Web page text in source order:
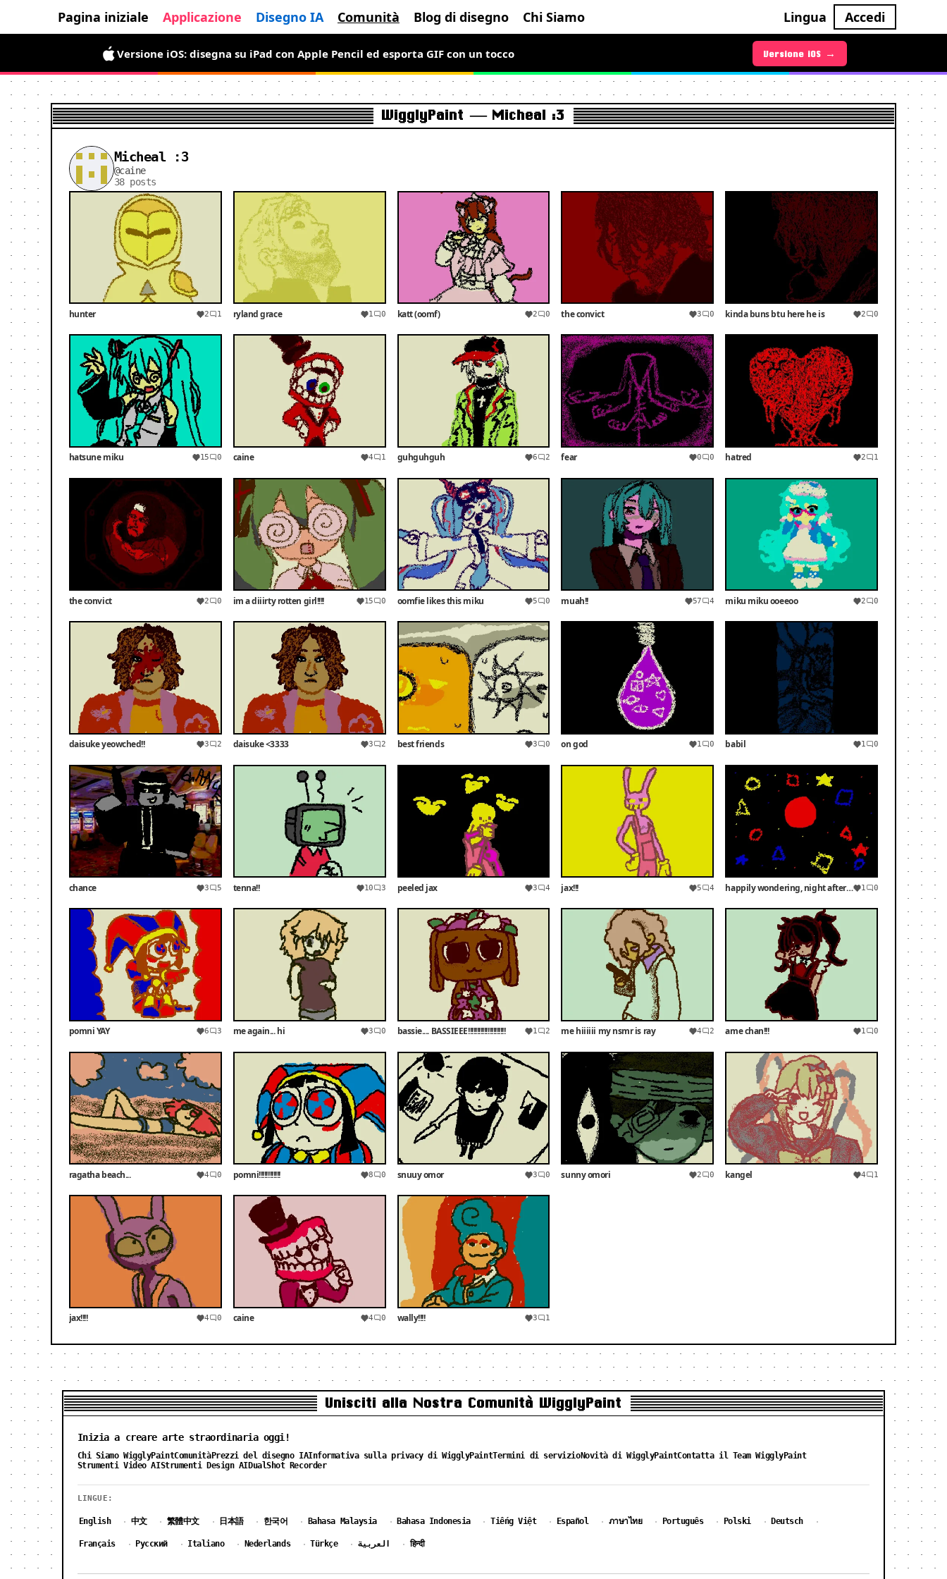
Pagina iniziale Applicazione Disegno IA Comunità Blog di disegno Chi Siamo Lingua Accedi
La versione Android è arrivata: gratis per un periodo limitato per disegnare pixel art animata Versione Android →
Versione iOS: disegna su iPad con Apple Pencil ed esporta GIF con un tocco Versione iOS →
WigglyPaint — Micheal :3
Micheal :3
@caine
38 posts
hunter 2 1 ryland grace 1 0 katt (oomf) 2 0 the convict 3 0 kinda buns btu here he is 2 0
hatsune miku 15 0 caine 4 1 guhguhguh 6 2 fear 0 0 hatred 2 1
the convict 2 0 im a diiirty rotten girl!!!! 15 0 oomfie likes this miku 5 0 muah!! 57 4 miku miku ooeeoo 2 0
daisuke yeowched!! 3 2 daisuke <3333 3 2 best friends 3 0 on god 1 0 babil 1 0
chance 3 5 tenna!! 10 3 peeled jax 3 4 jax!!! 5 4 happily wondering, night after night, 1 0
pomni YAY 6 3 me again... hi 3 0 bassie.... BASSIEEE!!!!!!!!!!!!!!!!!!!!! 1 2 me hiiiiii my nsmr is ray 4 2 ame chan!!! 1 0
ragatha beach... 4 0 pomni!!!!!!!!!!!! 8 0 snuuy omor 3 0 sunny omori 2 0 kangel 4 1
jax!!!! 4 0 caine 4 0 wally!!!! 3 1
Unisciti alla Nostra Comunità WigglyPaint
Inizia a creare arte straordinaria oggi!
Chi Siamo WigglyPaintComunitàPrezzi del disegno IAInformativa sulla privacy di WigglyPaintTermini di servizioNovità di WigglyPaintContatta il Team WigglyPaint
Strumenti Video AIStrumenti Design AIDualShot Recorder
LINGUE:
English · 中文 · 繁體中文 · 日本語 · 한국어 · Bahasa Malaysia · Bahasa Indonesia · Tiếng Việt · Español · ภาษาไทย · Português · Polski · Deutsch ·
Français · Русский · Italiano · Nederlands · Türkçe · العربية · हिन्दी